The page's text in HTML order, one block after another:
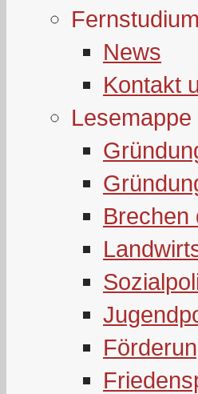
News
Kontakt
Lesemappe
Brechen